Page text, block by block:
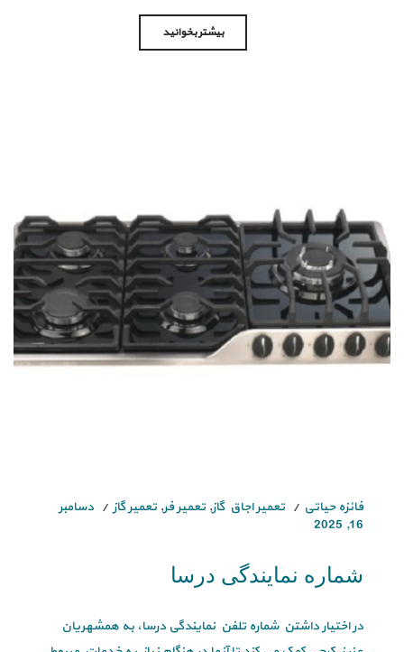
بیشتر بخوانید
فائزه حیاتی تعمیر اجاق گاز, تعمیر فر, تعمیر گاز
دسامبر
16, 2025
شماره نمایندگی درسا
در اختیار داشتن شماره تلفن نمایندگی درسا، به همشهریان